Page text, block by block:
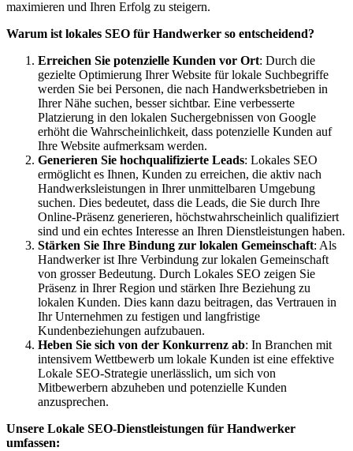
maximieren und Ihren Erfolg zu steigern.
Warum ist lokales SEO für Handwerker so entscheidend?
Erreichen Sie potenzielle Kunden vor Ort: Durch die
gezielte Optimierung Ihrer Website für lokale Suchbegriffe
werden Sie bei Personen, die nach Handwerksbetrieben in
Ihrer Nähe suchen, besser sichtbar. Eine verbesserte
Platzierung in den lokalen Suchergebnissen von Google
erhöht die Wahrscheinlichkeit, dass potenzielle Kunden auf
Ihre Website aufmerksam werden.
Generieren Sie hochqualifizierte Leads: Lokales SEO
ermöglicht es Ihnen, Kunden zu erreichen, die aktiv nach
Handwerksleistungen in Ihrer unmittelbaren Umgebung
suchen. Dies bedeutet, dass die Leads, die Sie durch Ihre
Online-Präsenz generieren, höchstwahrscheinlich qualifiziert
sind und ein echtes Interesse an Ihren Dienstleistungen haben.
Stärken Sie Ihre Bindung zur lokalen Gemeinschaft: Als
Handwerker ist Ihre Verbindung zur lokalen Gemeinschaft
von grosser Bedeutung. Durch Lokales SEO zeigen Sie
Präsenz in Ihrer Region und stärken Ihre Beziehung zu
lokalen Kunden. Dies kann dazu beitragen, das Vertrauen in
Ihr Unternehmen zu festigen und langfristige
Kundenbeziehungen aufzubauen.
Heben Sie sich von der Konkurrenz ab: In Branchen mit
intensivem Wettbewerb um lokale Kunden ist eine effektive
Lokale SEO-Strategie unerlässlich, um sich von
Mitbewerbern abzuheben und potenzielle Kunden
anzusprechen.
Unsere Lokale SEO-Dienstleistungen für Handwerker
umfassen: